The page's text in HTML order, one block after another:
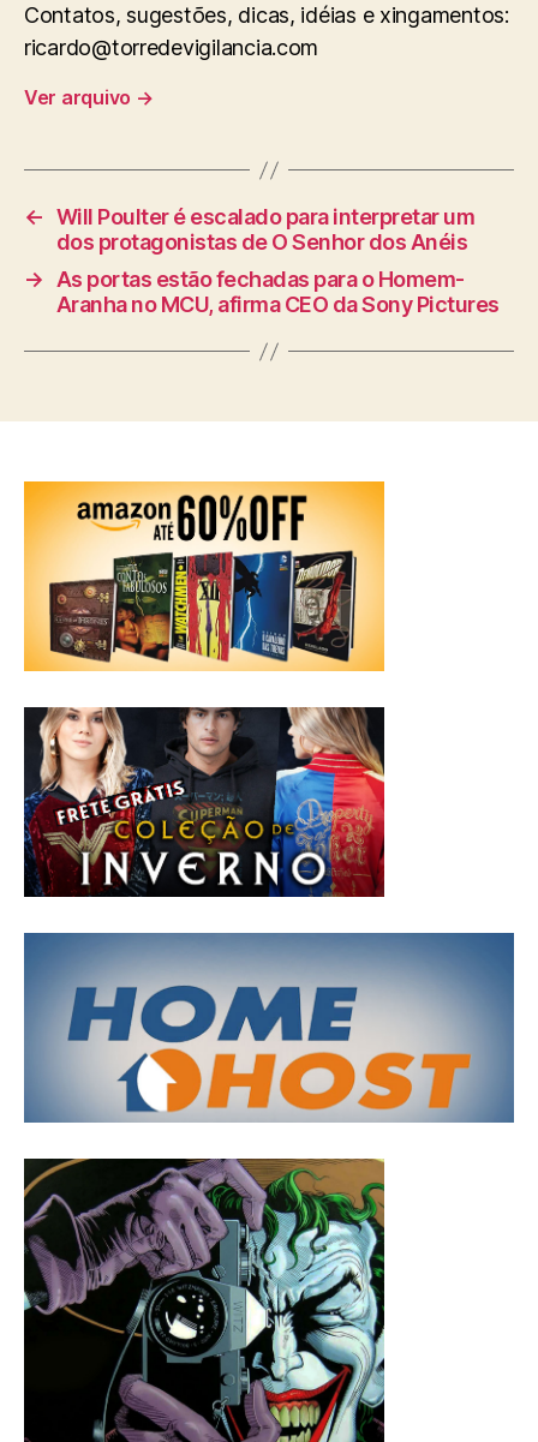
Contatos, sugestões, dicas, idéias e xingamentos:
ricardo@torredevigilancia.com
Ver arquivo →
← Will Poulter é escalado para interpretar um
dos protagonistas de O Senhor dos Anéis
→ As portas estão fechadas para o Homem-
Aranha no MCU, afirma CEO da Sony Pictures